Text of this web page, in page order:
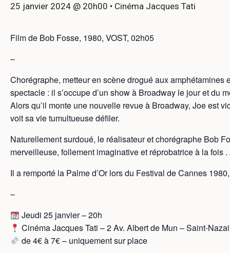
25 janvier 2024 @ 20h00 • Cinéma Jacques Tati
Film de Bob Fosse, 1980, VOST, 02h05
–
Chorégraphe, metteur en scène drogué aux
spectacle : il s’occupe d’un show à Broadway le jour et du
Alors qu’il monte une nouvelle revue à Broadway, Joe est
voit sa vie tumultueuse défiler.
Naturellement surdoué, le réalisateur et chorégraphe Bob
merveilleuse, follement imaginative et réprobatrice à la
Il a remporté la Palme d’Or lors du Festival de Cannes
–
Jeudi 25 janvier – 20h
Cinéma Jacques Tati – 2 Av. Albert de Mun – Saint-
de 4€ à 7€ – uniquement sur place